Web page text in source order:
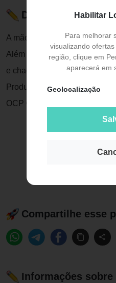
Habilitar
Para melhorar
visualizando
região, clique em
aparecerá em
Geolocalização
Descrição do
A mãozinha é macia e com
Além disso, possui formato
e chacoalhar.
Produto certificado CE-BRI/
OCP 0006
Compartilhe esse
Informações